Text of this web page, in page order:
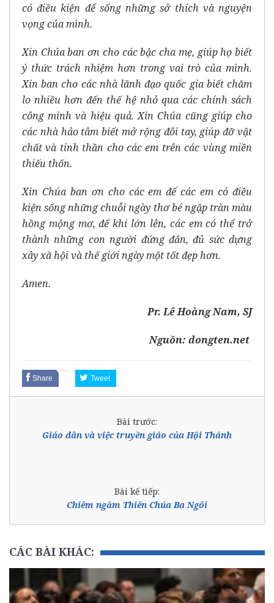
có điều kiện để sống những sở thích và nguyện
vọng của mình.
Xin Chúa ban ơn cho các bậc cha mẹ, giúp họ biết
ý thức trách nhiệm hơn trong vai trò của mình.
Xin ban cho các nhà lãnh đạo quốc gia biết chăm
lo nhiều hơn đến thế hệ nhỏ qua các chính sách
công minh và hiệu quả. Xin Chúa cũng giúp cho
các nhà hảo tâm biết mở rộng đôi tay, giúp đỡ vật
chất và tinh thần cho các em trên các vùng miền
thiếu thốn.
Xin Chúa ban ơn cho các em để các em có điều
kiện sống những chuỗi ngày thơ bé ngập tràn màu
hồng mộng mơ, để khi lớn lên, các em có thể trở
thành những con người đứng đắn, đủ sức dựng
xây xã hội và thế giới ngày một tốt đẹp hơn.
Amen.
Pr. Lê Hoàng Nam, SJ
Nguồn: dongten.net
Share Tweet
Bài trước:
Giáo dân và việc truyền giáo của Hội Thánh
Bài kế tiếp:
Chiêm ngắm Thiên Chúa Ba Ngôi
CÁC BÀI KHÁC: